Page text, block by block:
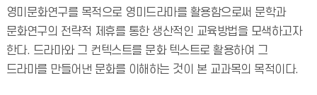
영미문화연구를 목적으로 영미드라마를 활용함으로써 문학과
문화연구의 전략적 제휴를 통한 생산적인 교육방법을 모색하고자
한다. 드라마와 그 컨텍스트를 문화 텍스트로 활용하여 그
드라마를 만들어낸 문화를 이해하는 것이 본 교과목의 목적이다.